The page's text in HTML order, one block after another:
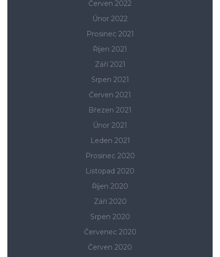
Červen 2022
Únor 2022
Prosinec 2021
Říjen 2021
Září 2021
Srpen 2021
Červen 2021
Březen 2021
Únor 2021
Leden 2021
Prosinec 2020
Listopad 2020
Říjen 2020
Září 2020
Srpen 2020
Červenec 2020
Červen 2020